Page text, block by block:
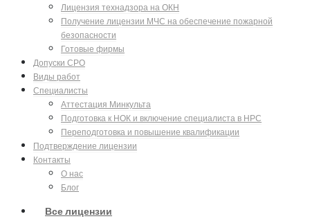
Лицензия технадзора на ОКН
Получение лицензии МЧС на обеспечение пожарной
безопасности
Готовые фирмы
Допуски СРО
Виды работ
Специалисты
Аттестация Минкульта
Подготовка к НОК и включение специалиста в НРС
Переподготовка и повышение квалификации
Подтверждение лицензии
Контакты
О нас
Блог
Все лицензии